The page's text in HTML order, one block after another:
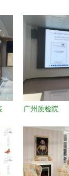
广州质检院
临德高工厂
指导交流，
聚焦室内装